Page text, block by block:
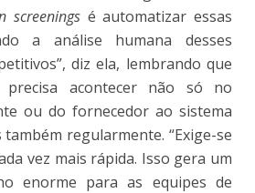
screenings é automatizar essas
a análise humana desses
diz ela, lembrando que
acontecer não só no
ou do fornecedor ao sistema
regularmente. “Exige-se
vez mais rápida. Isso gera um
enorme para as equipes de